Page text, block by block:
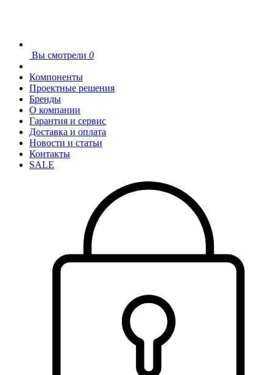
Вы смотрели 0
Компоненты
Проектные решения
Бренды
О компании
Гарантия и сервис
Доставка и оплата
Новости и статьи
Контакты
SALE